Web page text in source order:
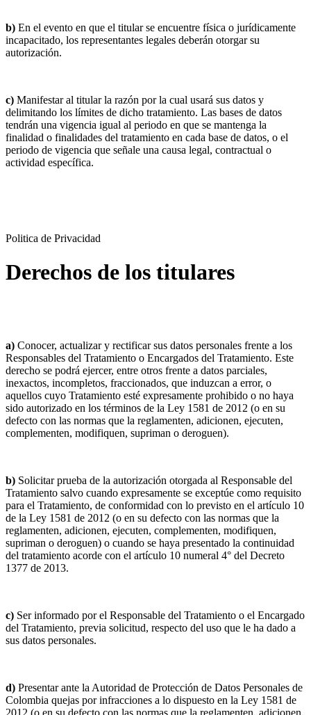
b) En el evento en que el titular se encuentre física o jurídicamente
incapacitado, los representantes legales deberán otorgar su
autorización.
c) Manifestar al titular la razón por la cual usará sus datos y
delimitando los límites de dicho tratamiento. Las bases de datos
tendrán una vigencia igual al periodo en que se mantenga la
finalidad o finalidades del tratamiento en cada base de datos, o el
periodo de vigencia que señale una causa legal, contractual o
actividad específica.
Politica de Privacidad
Derechos de los titulares
a) Conocer, actualizar y rectificar sus datos personales frente a los
Responsables del Tratamiento o Encargados del Tratamiento. Este
derecho se podrá ejercer, entre otros frente a datos parciales,
inexactos, incompletos, fraccionados, que induzcan a error, o
aquellos cuyo Tratamiento esté expresamente prohibido o no haya
sido autorizado en los términos de la Ley 1581 de 2012 (o en su
defecto con las normas que la reglamenten, adicionen, ejecuten,
complementen, modifiquen, supriman o deroguen).
b) Solicitar prueba de la autorización otorgada al Responsable del
Tratamiento salvo cuando expresamente se exceptúe como requisito
para el Tratamiento, de conformidad con lo previsto en el artículo 10
de la Ley 1581 de 2012 (o en su defecto con las normas que la
reglamenten, adicionen, ejecuten, complementen, modifiquen,
supriman o deroguen) o cuando se haya presentado la continuidad
del tratamiento acorde con el artículo 10 numeral 4° del Decreto
1377 de 2013.
c) Ser informado por el Responsable del Tratamiento o el Encargado
del Tratamiento, previa solicitud, respecto del uso que le ha dado a
sus datos personales.
d) Presentar ante la Autoridad de Protección de Datos Personales de
Colombia quejas por infracciones a lo dispuesto en la Ley 1581 de
2012 (o en su defecto con las normas que la reglamenten, adicionen,